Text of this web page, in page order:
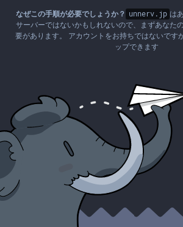
なぜこの手順が必要でしょうか？ unnerv.jp は
サーバーではないかもしれないので、まずあなた
要があります。 アカウントをお持ちではないです
ップできます